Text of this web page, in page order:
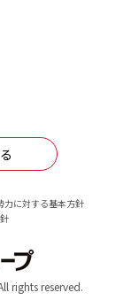
力に対する基本方針
rights reserved.